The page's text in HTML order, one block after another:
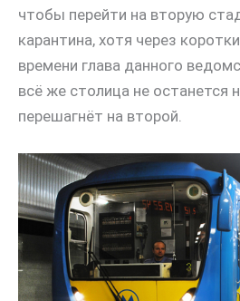
чтобы перейти на вторую
карантина, хотя через
времени глава данного
всё же столица не останется
перешагнёт на второй.